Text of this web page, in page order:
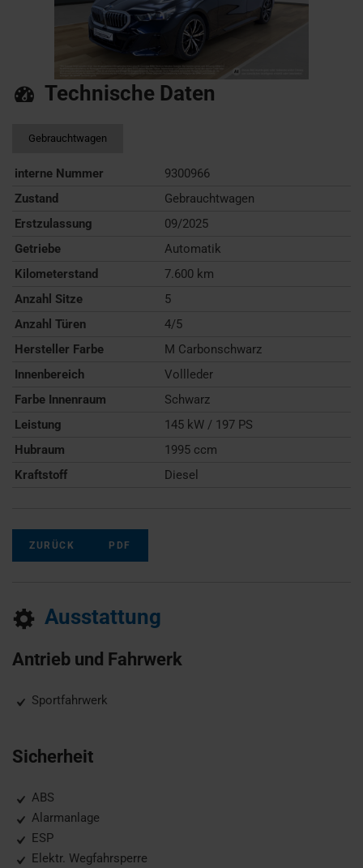
Technische Daten
Gebrauchtwagen
interne Nummer
9300966
Zustand
Gebrauchtwagen
Erstzulassung
09/2025
Getriebe
Automatik
Kilometerstand
7.600 km
Anzahl Sitze
5
Anzahl Türen
4/5
Hersteller Farbe
M Carbonschwarz
Innenbereich
Vollleder
Farbe Innenraum
Schwarz
Leistung
145 kW / 197 PS
Hubraum
1995 ccm
Kraftstoff
Diesel
ZURÜCK PDF
Ausstattung
Antrieb und Fahrwerk
Sportfahrwerk
Sicherheit
ABS
Alarmanlage
ESP
Elektr. Wegfahrsperre